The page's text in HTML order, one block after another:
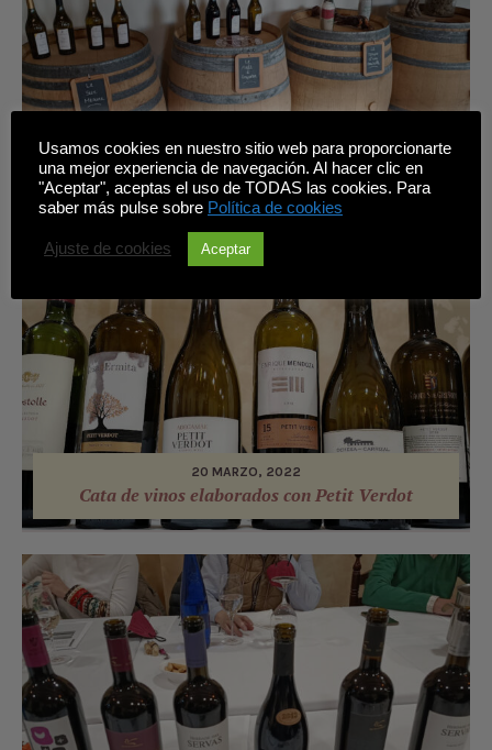
Descubriendo los vinos únicos de la región del
Jura en Francia
20 MARZO, 2022
Cata de vinos elaborados con Petit Verdot
Usamos cookies en nuestro sitio web para proporcionarte
una mejor experiencia de navegación. Al hacer clic en
"Aceptar", aceptas el uso de TODAS las cookies. Para
saber más pulse sobre Política de cookies
Ajuste de cookies Aceptar